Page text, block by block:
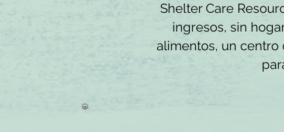
Shelter Care
ingresos, sin
alimentos, un